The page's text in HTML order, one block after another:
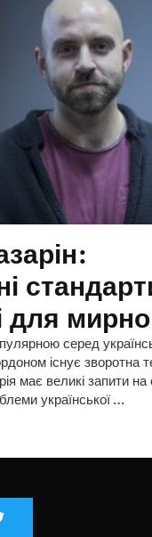
для
серед
існує зворотна
має великі запити на
української …